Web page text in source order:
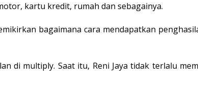
kartu kredit, rumah dan sebagainya.
bagaimana cara mendapatkan
di multiply. Saat itu, Reni Jaya tidak terlalu